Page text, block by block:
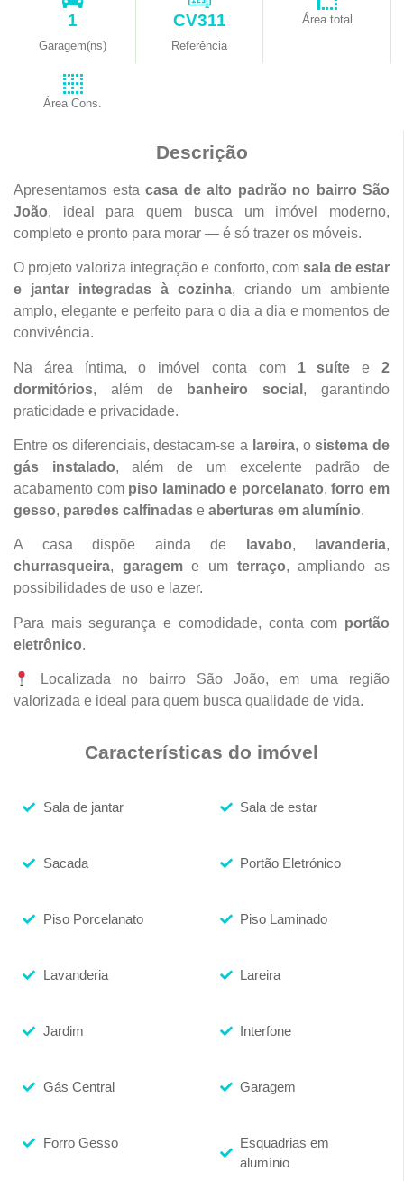
1
Garagem(ns)
CV311
Referência
Área total
Área Cons.
Descrição
Apresentamos esta casa de alto padrão no bairro São
João, ideal para quem busca um imóvel moderno,
completo e pronto para morar — é só trazer os móveis.
O projeto valoriza integração e conforto, com sala de estar
e jantar integradas à cozinha, criando um ambiente
amplo, elegante e perfeito para o dia a dia e momentos de
convivência.
Na área íntima, o imóvel conta com 1 suíte e2
dormitórios, além de banheiro social , garantindo
praticidade e privacidade.
Entre os diferenciais, destacam-se a lareira, osistema de
gás instalado, além de um excelente padrão de
acabamento com piso laminado e porcelanato,forro em
gesso, paredes calfinadas e aberturas em alumínio.
A casa dispõe ainda de lavabo, lavanderia,
churrasqueira, garageme um terraço, ampliando as
possibilidades de uso e lazer.
Para mais segurança e comodidade, conta com portão
eletrônico.
Localizada no bairro São João, em uma região
valorizada e ideal para quem busca qualidade de vida.
Características do imóvel
Sala de jantar Sala de estar
Sacada Portão Eletrónico
Piso Porcelanato Piso Laminado
Lavanderia Lareira
Jardim Interfone
Gás Central Garagem
Forro Gesso
Esquadrias em
alumínio